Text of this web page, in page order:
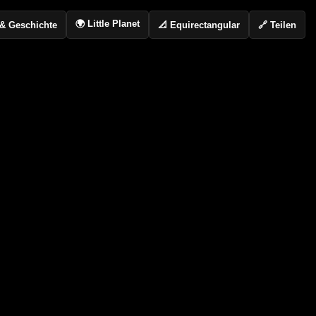
Geschichte 🌍 Little Planet 📐 Equirectangular 🔗 Teilen